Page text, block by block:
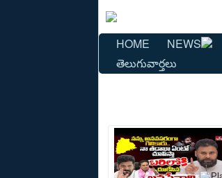
HOME NEWS
తెలుగువార్తలు